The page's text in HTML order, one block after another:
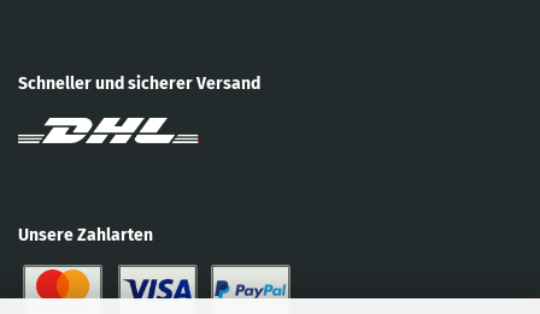
Schneller und sicherer Versand
Unsere Zahlarten